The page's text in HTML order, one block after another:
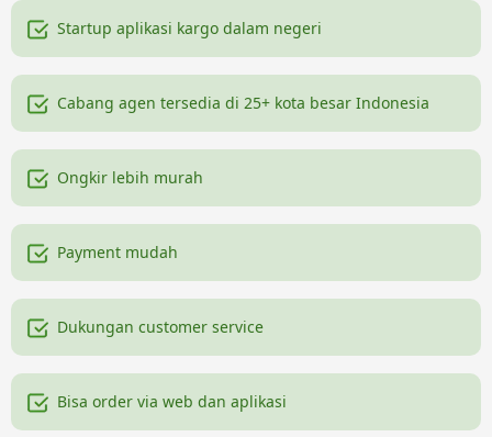
Startup aplikasi kargo dalam negeri
Cabang agen tersedia di 25+ kota besar Indonesia
Ongkir lebih murah
Payment mudah
Dukungan customer service
Bisa order via web dan aplikasi